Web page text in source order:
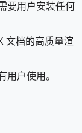
要用户安装任何
文档的高质量渲
用户使用。